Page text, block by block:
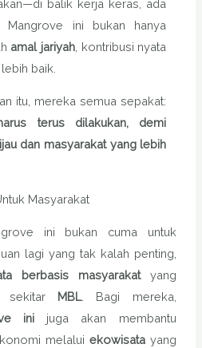
balik kerja keras, ada
Mangrove ini bukan hanya
amal jariyah , kontribusi nyata
baik.
itu, mereka semua sepakat:
terus dilakukan, demi
dan masyarakat yang lebih
Masyarakat
ini bukan cuma untuk
lagi yang tak kalah penting,
berbasis masyarakatyang
sekitar MBL. Bagi mereka,
inijuga akan membantu
melalui ekowisatayang